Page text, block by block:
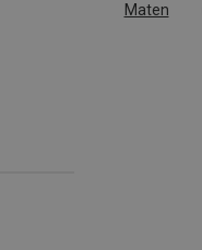
Maten